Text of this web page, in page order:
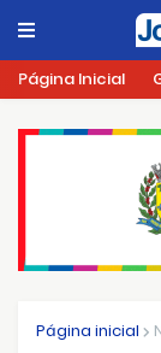
Página Inicial
Página inicial